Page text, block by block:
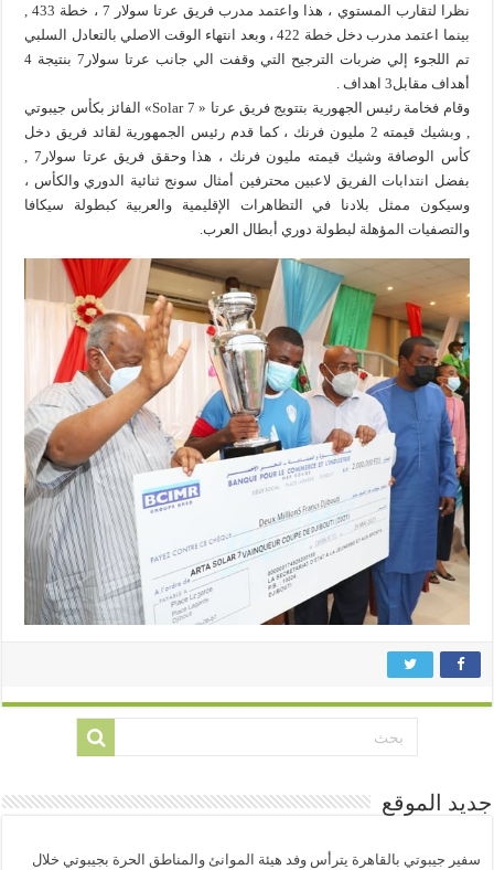
نظرا لتقارب المستوي ، هذا واعتمد مدرب فريق عرتا سولار 7 ، خطة 433 ,
بينما اعتمد مدرب دخل خطة 422 ، وبعد انتهاء الوقت الاصلي بالتعادل السلبي
تم اللجوء إلي ضربات الترجيح التي وقفت الي جانب عرتا سولار7 بنتيجة 4
أهداف مقابل3 اهداف .
وقام فخامة رئيس الجهورية بتتويج فريق عرتا « 7 Solar» الفائز بكأس جيبوتي
, وبشيك قيمته 2 مليون فرنك ، كما قدم رئيس الجمهورية لقائد فريق دخل
بفضل انتدابات الفريق لاعبين محترفين أمثال سونج ثنائية الدوري والكأس ،
وسيكون ممثل بلادنا في التظاهرات الإقليمية والعربية كبطولة سيكافا
والتصفيات المؤهلة لبطولة دوري أبطال العرب.
جديد الموقع
سفير جيبوتي بالقاهرة يترأس وفد هيئة الموانئ والمناطق الحرة بجيبوتي خلال